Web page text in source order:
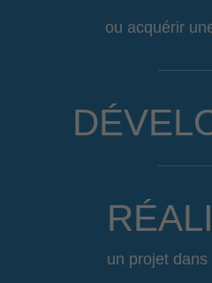
ou acquérir
un projet